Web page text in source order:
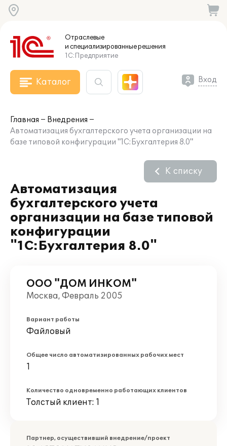
Отраслевые
и специализированныерешения
1С:Предприятие
Каталог Вход
Главная
Внедрения
Автоматизация бухгалтерского учета организации на
базе типовой конфигурации "1С:Бухгалтерия 8.0"
Автоматизация
бухгалтерского учета
организации на базе типовой
конфигурации
"1С:Бухгалтерия 8.0"
К списку
ООО "ДОМ ИНКОМ"
Москва, Февраль 2005
Вариант работы
Файловый
Общее число автоматизированных рабочих мест
1
Количество одновременно работающих клиентов
Толстый клиент: 1
Партнер, осуществивший внедрение/проект